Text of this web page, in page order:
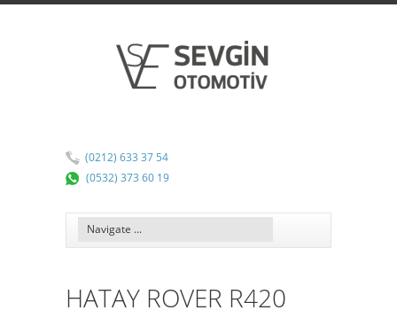
(0212) 633 37 54
(0532) 373 60 19
HATAY ROVER R420